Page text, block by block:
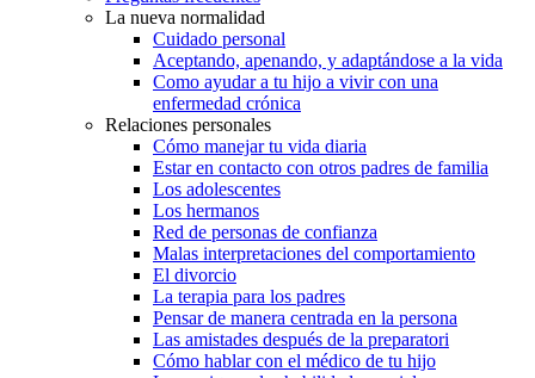
La nueva normalidad
Cuidado personal
Aceptando, apenando, y adaptándose a la vida
Como ayudar a tu hijo a vivir con una
enfermedad crónica
Relaciones personales
Cómo manejar tu vida diaria
Estar en contacto con otros padres de familia
Los adolescentes
Los hermanos
Red de personas de confianza
Malas interpretaciones del comportamiento
El divorcio
La terapia para los padres
Pensar de manera centrada en la persona
Las amistades después de la preparatori
Cómo hablar con el médico de tu hijo